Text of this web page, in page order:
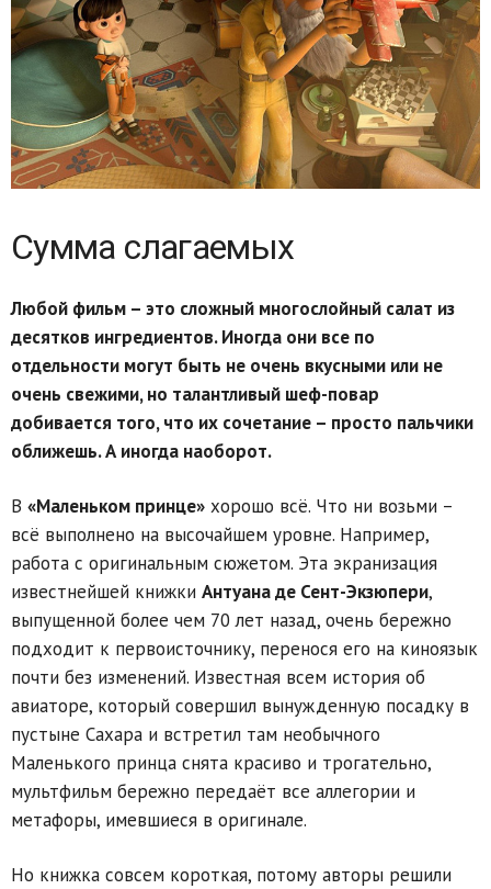
Сумма слагаемых
Любой фильм – это сложный многослойный салат из
десятков ингредиентов. Иногда они все по
отдельности могут быть не очень вкусными или не
очень свежими, но талантливый шеф-повар
добивается того, что их сочетание – просто пальчики
оближешь. А иногда наоборот.
В «Маленьком принце» хорошо всё. Что ни возьми –
всё выполнено на высочайшем уровне. Например,
работа с оригинальным сюжетом. Эта экранизация
известнейшей книжки Антуана де Сент-Экзюпери,
выпущенной более чем 70 лет назад, очень бережно
подходит к первоисточнику, перенося его на киноязык
почти без изменений. Известная всем история об
авиаторе, который совершил вынужденную посадку в
пустыне Сахара и встретил там необычного
Маленького принца снята красиво и трогательно,
мультфильм бережно передаёт все аллегории и
метафоры, имевшиеся в оригинале.
Но книжка совсем короткая, потому авторы решили